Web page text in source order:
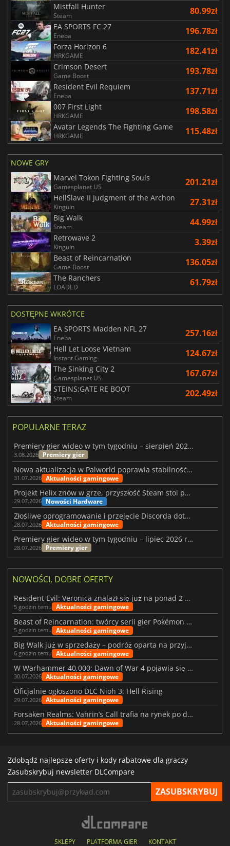
Mistfall Hunter
Steam 80.99zł
EA SPORTS FC 27
Eneba 196.78zł
Forza Horizon 6
HRKGAME 182.41zł
Crimson Desert
Game Boost 193.78zł
Resident Evil Requiem
Eneba 137.71zł
007 First Light
HRKGAME 198.58zł
Avatar Legends The Fighting Game
HRKGAME 115.48zł
NOWE GRY
Marvel Tokon Fighting Souls
Gamesplanet US 201.21zł
HellSlave II Judgment of the Archon
Kinguin 27.31zł
Big Walk
Steam 44.99zł
Retrowave 2
Kinguin 3.39zł
Beast of Reincarnation
Game Boost 136.05zł
The Ranchers
LOADED 61.79zł
DOSTĘPNE WKRÓTCE
EA SPORTS Madden NFL 27
Eneba 257.16zł
Hell Let Loose Vietnam
Instant Gaming 124.67zł
The Sinking City 2
Gamesplanet US 167.67zł
STEINS;GATE RE BOOT
Steam 202.49zł
POPULARNE TERAZ
Premiery gier wideo w tym tygodniu – sierpień 2026 r. (32. tydzień)
3.08.2026 Premiery gier
Nowa aktualizacja w Palworld poprawia stabilność Sunreach i walk z bossami
31.07.2026 Aktualności gamingowe
Projekt Helix znów w grze, przyszłość Steam stoi pod znakiem zapytania
29.07.2026 Nowości Hardware
Złośliwe oprogramowanie i przejęcie Discorda dotknęły Meccha Chameleon
28.07.2026 Aktualności gamingowe
Premiery gier wideo w tym tygodniu – lipiec 2026 r. (tydzień 31)
28.07.2026 Premiery gier
NOWOŚCI, DOBRE OFERTY
Resident Evil: Veronica znalazł się już na ponad 2 milionach list życzeń
5 godzin temu Aktualności gamingowe
Beast of Reincarnation: twórcy serii gier Pokémon wkraczają na nową ścieżkę
5 godzin temu Aktualności gamingowe
Big Walk już w sprzedaży – podróż oparta na przyjaźni
6 godzin temu Aktualności gamingowe
W Warhammer 40,000: Dawn of War 4 pojawia się frakcja Nekronów
30.07.2026 Aktualności gamingowe
Oficjalnie ogłoszono DLC Nioh 3: Hell Rising
29.07.2026 Aktualności gamingowe
Forsaken Realms: Vahrin’s Call trafia na rynek po dziesięciu latach prac
28.07.2026 Aktualności gamingowe
Zdobądź najlepsze oferty i kody rabatowe dla graczy
Zasubskrybuj newsletter DLCompare
SKLEPY PLATFORMA GIER KONTAKT